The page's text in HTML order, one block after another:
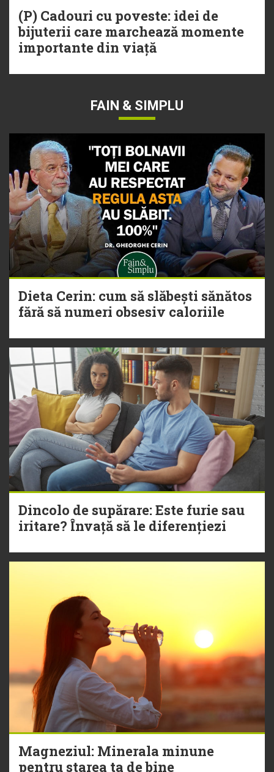
(P) Cadouri cu poveste: idei de
bijuterii care marchează momente
importante din viață
FAIN & SIMPLU
Dieta Cerin: cum să slăbești sănătos
fără să numeri obsesiv caloriile
Dincolo de supărare: Este furie sau
iritare? Învață să le diferențiezi
Magneziul: Minerala minune
pentru starea ta de bine